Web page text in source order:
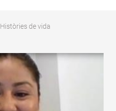
Històries de vida